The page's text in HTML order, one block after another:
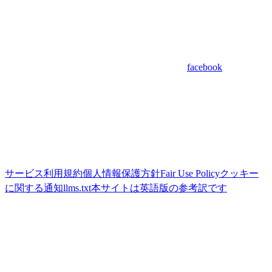
facebook
サービス利用規約個人情報保護方針Fair Use Policyクッキー
に関する通知llms.txt本サイトは英語版の参考訳です